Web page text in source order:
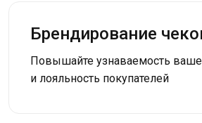
Брендирование
Повышайте узнаваемость
и лояльность покупателей